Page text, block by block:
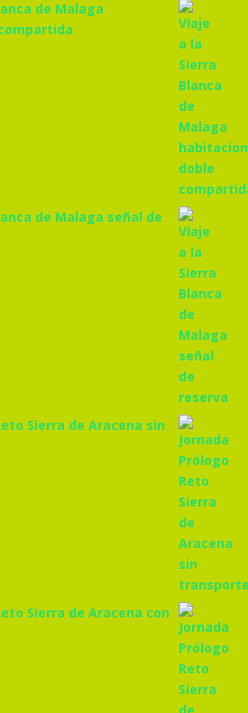
de Malaga
de Malaga señal de
Sierra de Aracena sin
Sierra de Aracena con